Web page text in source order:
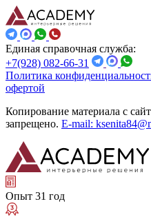
Единая справочная служба:
+7(928) 082-66-31
Политика
офертой
Копирование материала с
запрещено. E-mail:
Опыт 31 год